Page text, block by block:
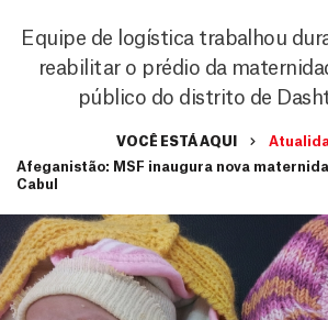
Equipe de logística trabalhou
reabilitar o prédio da
público do distrito de
VOCÊ ESTÁ AQUI
Afeganistão: MSF inaugura nova
Cabul